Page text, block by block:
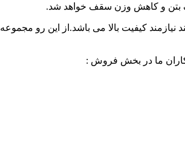
بتن و کاهش وزن سقف خواهد شد.
کیفیت بالا می باشد.از این رو
ما در بخش فروش :